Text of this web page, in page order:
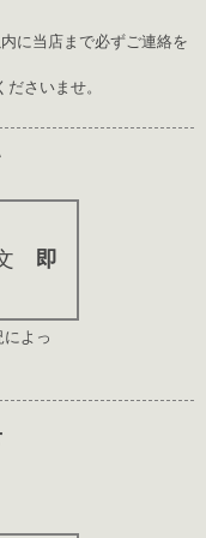
に当店まで必ずご連絡を
さいませ。
即
よっ